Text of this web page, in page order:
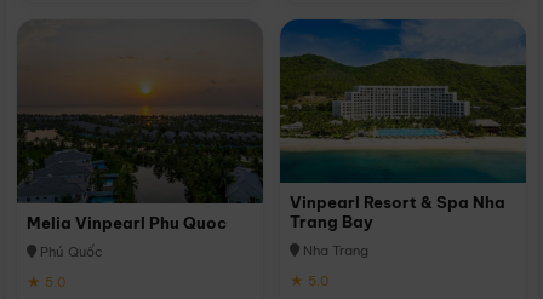
Melia Vinpearl Phu Quoc
Phú Quốc
★ 5.0
Vinpearl Resort & Spa Nha
Trang Bay
Nha Trang
★ 5.0